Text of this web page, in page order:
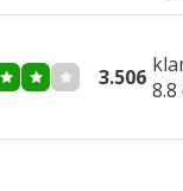
3.506 8.8